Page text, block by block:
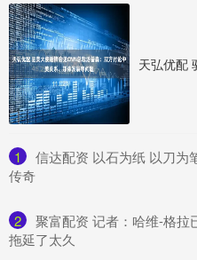
1
信达配资 以石为纸 以刀为
传奇
2
聚富配资 记者：哈维-格拉
拖延了太久